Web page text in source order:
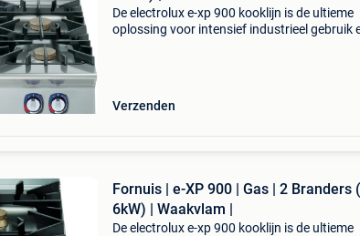
De electrolux e-xp 900 kooklijn is de ultieme
oplossing voor intensief industrieel gebruik
Verzenden
Fornuis | e-XP 900 | Gas | 2 Branders
6kW) | Waakvlam |
De electrolux e-xp 900 kooklijn is de ultieme